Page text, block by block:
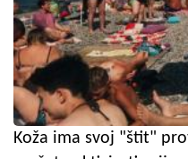
Koža ima svoj "štit"